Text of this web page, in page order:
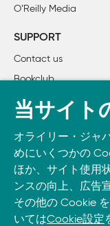
3章　ドメイン駆動
3.2.1　ユビキ
3.2.2　ビジ
3.2.3　サブ
3.3　DDDとソ
3.3.1　ソ
3.3.2　コン
3.3.3　バブ
3.3.4　ドメ
3.3.5　DDD
3.3.6　戦術的
O’Reilly Media
SUPPORT
Contact us
Bookclub
書籍注文
Take O’Reilly with
phone
and tablet.
当サイト
オライリー・ジャ
めにいくつかの
ほか、サイト使用
ンスの向上、広告
その他の Cookie
いてはCookie設定